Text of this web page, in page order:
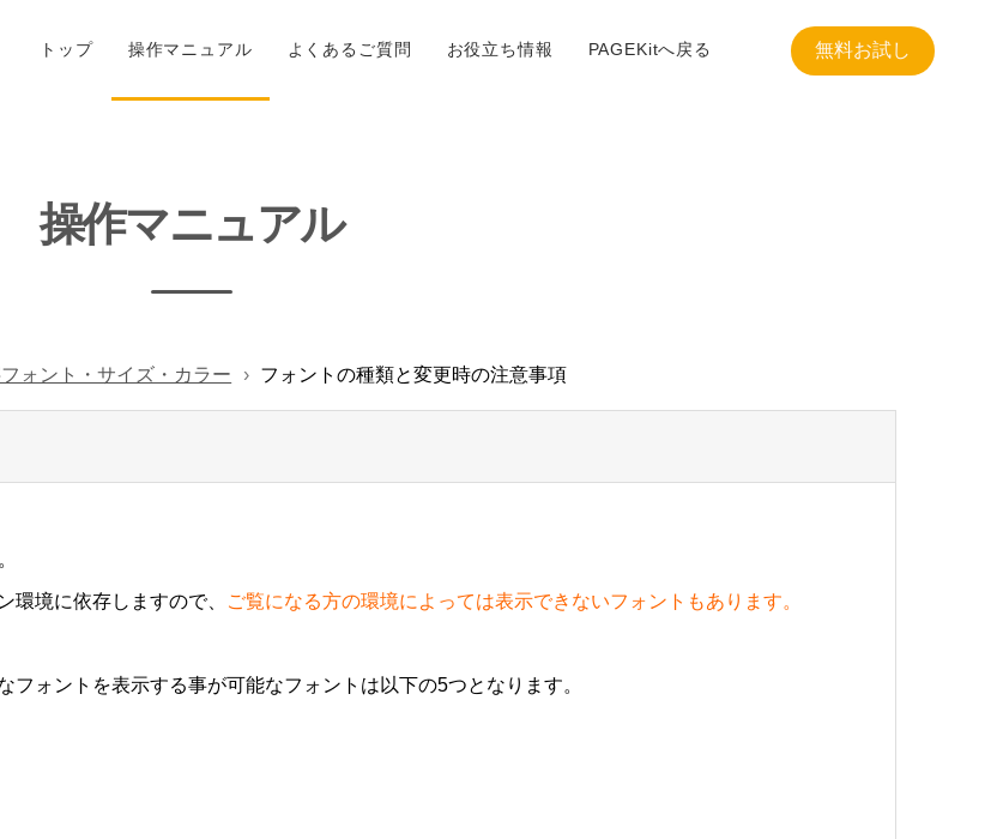
トップ 操作マニュアル よくあるご質問 お役立ち情報 PAGEKitへ戻る 無料お試し
操作マニュアル
ォント・サイズ・カラー フォントの種類と変更時の注意事項
環境に依存しますので、 ご覧になる方の環境によっては表示できないフォントもあります。
ォントを表示する事が可能なフォントは以下の5つとなります。